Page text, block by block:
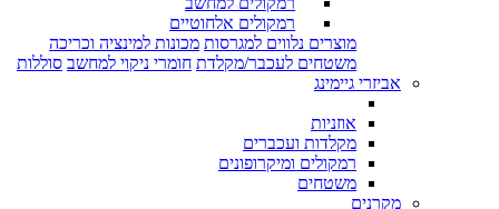
רמקולים אלחוטיים
מוצרים נלווים למגרסות מכונות למינציה וכריכה
משטחים לעכבר/מקלדת חומרי ניקוי למחשב סוללות
אביזרי גיימינג
אוזניות
מקלדות ועכברים
רמקולים ומיקרופונים
משטחים
מקרנים